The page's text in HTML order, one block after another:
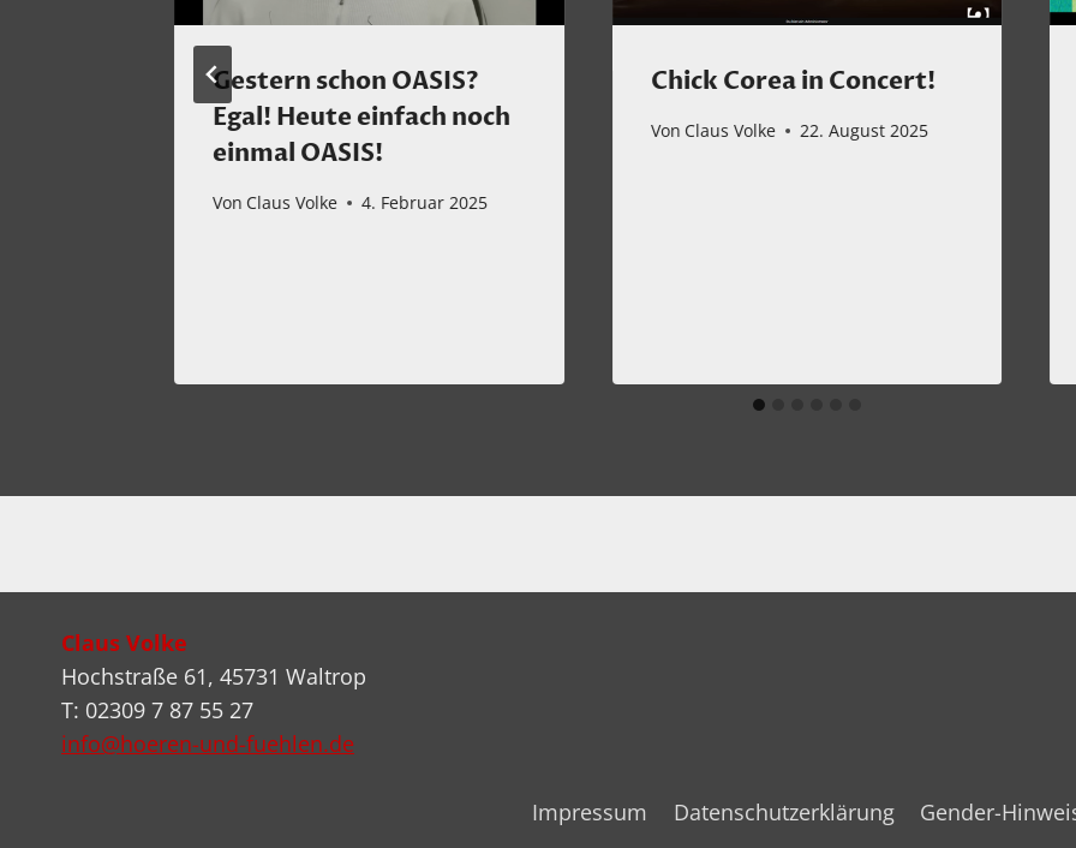
Gestern schon OASIS?
Egal! Heute einfach noch
einmal OASIS!
Von Claus Volke 4. Februar 2025
Chick Corea in Concert!
Von Claus Volke 22. August 2025
Claus Volke
Hochstraße 61, 45731 Waltrop
T: 02309 7 87 55 27
info@hoeren-und-fuehlen.de
Impressum Datenschutzerklärung Gender-